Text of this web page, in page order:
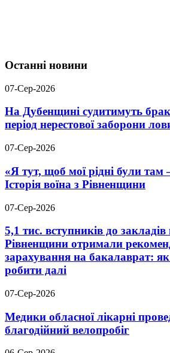
Останні новини
07-Сер-2026
На Дубенщині судитимуть
період нерестової заборони
07-Сер-2026
«Я тут, щоб мої рідні були там
Історія воїна з Рівненщини
07-Сер-2026
5,1 тис. вступників до закладів
Рівненщини отримали
зарахування на бакалаврат:
робити далі
07-Сер-2026
Медики обласної лікарні
благодійний велопробіг